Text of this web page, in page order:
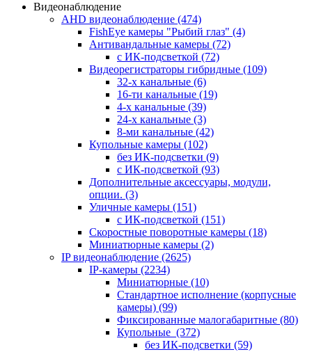
Видеонаблюдение
AHD видеонаблюдение (474)
FishEye камеры "Рыбий глаз" (4)
Антивандальные камеры (72)
с ИК-подсветкой (72)
Видеорегистраторы гибридные (109)
32-х канальные (6)
16-ти канальные (19)
4-х канальные (39)
24-х канальные (3)
8-ми канальные (42)
Купольные камеры (102)
без ИК-подсветки (9)
с ИК-подсветкой (93)
Дополнительные аксессуары, модули,
опции. (3)
Уличные камеры (151)
с ИК-подсветкой (151)
Скоростные поворотные камеры (18)
Миниатюрные камеры (2)
IP видеонаблюдение (2625)
IP-камеры (2234)
Миниатюрные (10)
Стандартное исполнение (корпусные
камеры) (99)
Фиксированные малогабаритные (80)
Купольные (372)
без ИК-подсветки (59)